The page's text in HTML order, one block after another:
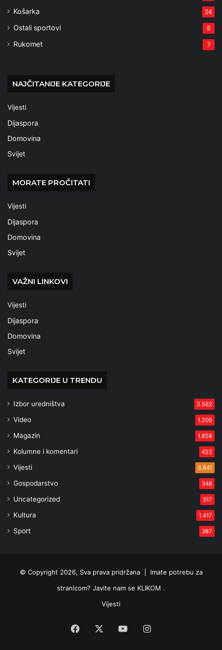
Košarka 24
Ostali sportovi 9
Rukomet 7
NAJČITANIJE KATEGORIJE
Vijesti
Dijaspora
Domovina
Svijet
MORATE PROČITATI
Vijesti
Dijaspora
Domovina
Svijet
VAŽNI LINKOVI
Vijesti
Dijaspora
Domovina
Svijet
KATEGORIJE U TRENDU
Izbor uredništva 2.562
Video 1.205
Magazin 1.858
Kolumne i komentari 422
Vijesti 6.841
Gospodarstvo 348
Uncategorized 317
Kultura 1.417
Sport 387
© Copyright 2026, Sva prava pridržana | Imate potrebu za
stranicom? Javite nam se KLIKOM .
Vijesti
Facebook YouTubeInstagram